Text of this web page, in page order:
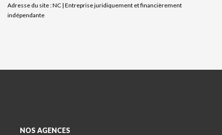
Adresse du site : NC | Entreprise juridiquement et financièrement
indépendante
NOS AGENCES